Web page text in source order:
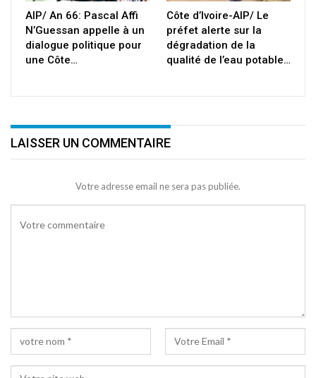
AIP/ An 66: Pascal Affi
N’Guessan appelle à un
dialogue politique pour
une Côte…
Côte d’Ivoire-AIP/ Le
préfet alerte sur la
dégradation de la
qualité de l’eau potable…
LAISSER UN COMMENTAIRE
Votre adresse email ne sera pas publiée.